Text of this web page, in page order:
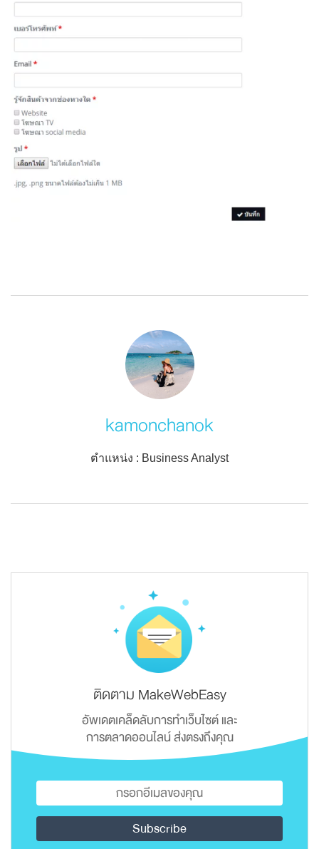
kamonchanok
ตำแหน่ง : Business Analyst
ติดตาม MakeWebEasy
อัพเดตเคล็ดลับการทำเว็บไซต์ และ
การตลาดออนไลน์ ส่งตรงถึงคุณ